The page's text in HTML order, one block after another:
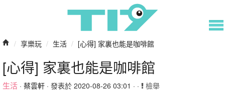
/ 享樂玩 / 生活 / [心得] 家裏也能是咖啡館
[心得] 家裏也能是咖啡館
生活 · 蔡雲軒 · 發表於 2020-08-26 03:01 · · 檢舉